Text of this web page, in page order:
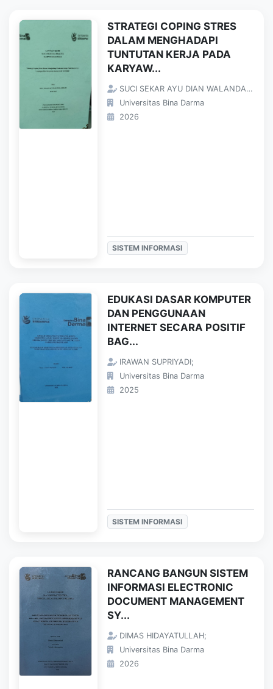
STRATEGI COPING STRES
DALAM MENGHADAPI
TUNTUTAN KERJA PADA
KARYAW...
SUCI SEKAR AYU DIAN WALANDARI;
Universitas Bina Darma
2026
SISTEM INFORMASI
EDUKASI DASAR KOMPUTER
DAN PENGGUNAAN
INTERNET SECARA POSITIF
BAG...
IRAWAN SUPRIYADI;
Universitas Bina Darma
2025
SISTEM INFORMASI
RANCANG BANGUN SISTEM
INFORMASI ELECTRONIC
DOCUMENT MANAGEMENT
SY...
DIMAS HIDAYATULLAH;
Universitas Bina Darma
2026